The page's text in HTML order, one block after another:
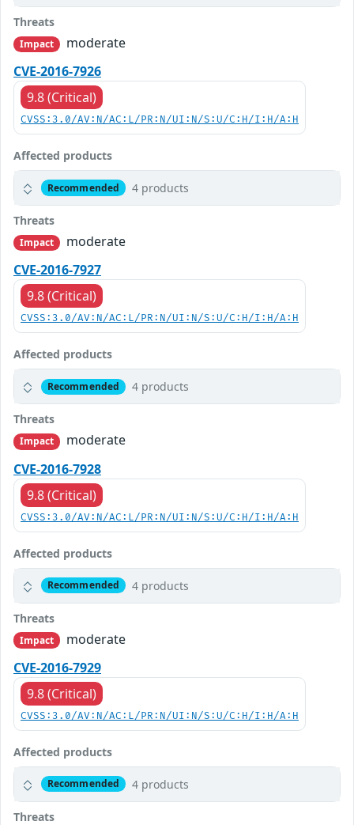
Threats
Impact
moderate
CVE-2016-7926
9.8 (Critical)
CVSS:3.0/AV:N/AC:L/PR:N/UI:N/S:U/C:H/I:H/A:H
Affected products
Recommended 4 products
Threats
Impact
moderate
CVE-2016-7927
9.8 (Critical)
CVSS:3.0/AV:N/AC:L/PR:N/UI:N/S:U/C:H/I:H/A:H
Affected products
Recommended 4 products
Threats
Impact
moderate
CVE-2016-7928
9.8 (Critical)
CVSS:3.0/AV:N/AC:L/PR:N/UI:N/S:U/C:H/I:H/A:H
Affected products
Recommended 4 products
Threats
Impact
moderate
CVE-2016-7929
9.8 (Critical)
CVSS:3.0/AV:N/AC:L/PR:N/UI:N/S:U/C:H/I:H/A:H
Affected products
Recommended 4 products
Threats